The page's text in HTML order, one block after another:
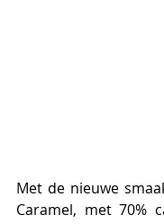
Met de nieuwe
Caramel, met 70%